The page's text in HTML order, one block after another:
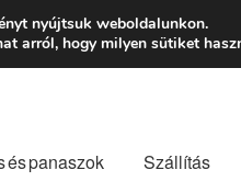
és panaszok Szállítás
nyújtsuk weboldalunkon.
arról, hogy milyen sütiket